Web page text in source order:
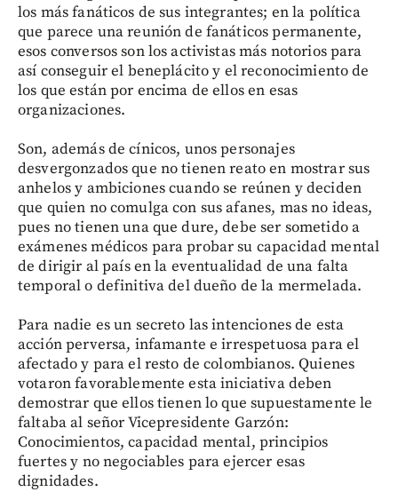
los más fanáticos de sus integrantes; en la política
que parece una reunión de fanáticos permanente,
esos conversos son los activistas más notorios para
así conseguir el beneplácito y el reconocimiento de
los que están por encima de ellos en esas
organizaciones.
Son, además de cínicos, unos personajes
desvergonzados que no tienen reato en mostrar sus
anhelos y ambiciones cuando se reúnen y deciden
que quien no comulga con sus afanes, mas no ideas,
pues no tienen una que dure, debe ser sometido a
exámenes médicos para probar su capacidad mental
de dirigir al país en la eventualidad de una falta
temporal o definitiva del dueño de la mermelada.
Para nadie es un secreto las intenciones de esta
acción perversa, infamante e irrespetuosa para el
afectado y para el resto de colombianos. Quienes
votaron favorablemente esta iniciativa deben
demostrar que ellos tienen lo que supuestamente le
faltaba al señor Vicepresidente Garzón:
Conocimientos, capacidad mental, principios
fuertes y no negociables para ejercer esas
dignidades.